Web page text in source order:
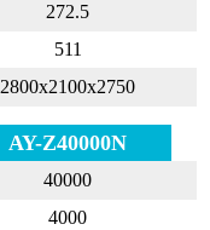
272.5
511
2800x2100x2750
AY-Z40000N
40000
4000